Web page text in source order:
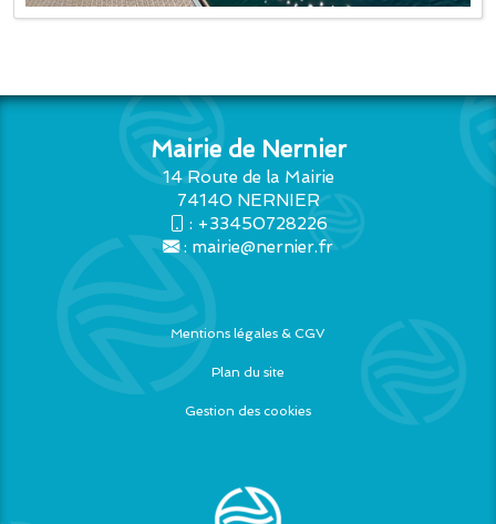
Mairie de Nernier
14 Route de la Mairie
74140 NERNIER
: +33450728226
: mairie@nernier.fr
Mentions légales & CGV
Plan du site
Gestion des cookies